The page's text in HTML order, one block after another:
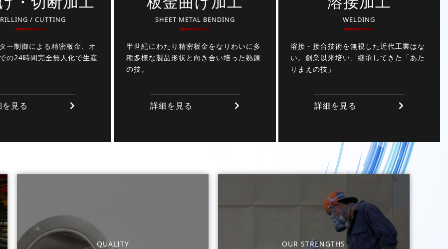
/ CUTTING
ー制御による精密板金、オ
の24時間完全無人化で生産
見る
SHEET METAL BENDING
半世紀にわたり精密板金をなりわいに多
種多様な製品形状と向き合い培った熟錬
の技。
詳細を見る
WELDING
溶接・接合技術を無視した近代工業はな
い。創業以来培い、継承してきた「あた
りまえの技」
詳細を見る
QUALITY OUR STRENGTHS